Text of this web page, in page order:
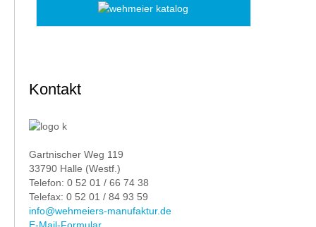
Kontakt
Gartnischer Weg 119
33790 Halle (Westf.)
Telefon: 0 52 01 / 66 74 38
Telefax: 0 52 01 / 84 93 59
info@wehmeiers-manufaktur.de
E-Mail-Formular